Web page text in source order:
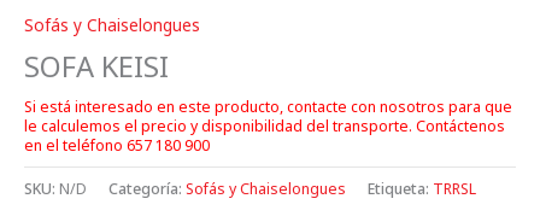
Sofás y Chaiselongues
SOFA KEISI
Si está interesado en este producto, contacte con nosotros para que
le calculemos el precio y disponibilidad del transporte. Contáctenos
en el teléfono 657 180 900
SKU: N/D Categoría: Sofás y Chaiselongues Etiqueta: TRRSL